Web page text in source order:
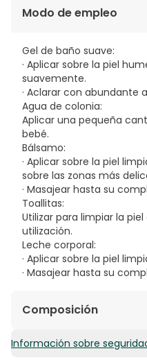
Modo de empleo
Gel de baño suave:
· Aplicar sobre la piel
suavemente.
· Aclarar con abundante
Agua de colonia:
Aplicar una pequeña
bebé.
Bálsamo:
· Aplicar sobre la piel
sobre las zonas más
· Masajear hasta su
Toallitas:
Utilizar para limpiar la
utilización.
Leche corporal:
· Aplicar sobre la piel
· Masajear hasta su
Composición
EL set contiene: Gel de
Información sobre